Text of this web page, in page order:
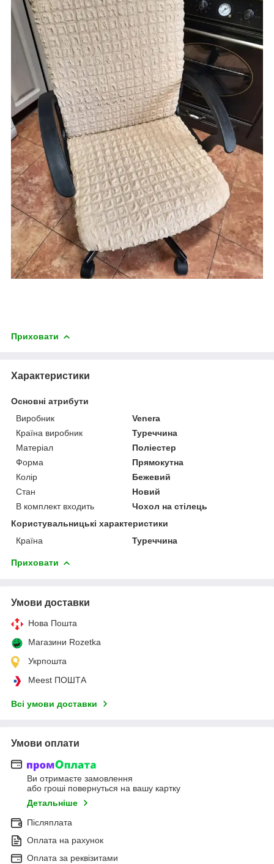
Приховати
Характеристики
Основні атрибути
Виробник
Venera
Країна виробник
Туреччина
Матеріал
Поліестер
Форма
Прямокутна
Колір
Бежевий
Стан
Новий
В комплект входить
Чохол на стілець
Користувальницькі характеристики
Країна
Туреччина
Приховати
Умови доставки
Нова Пошта
Магазини Rozetka
Укрпошта
Meest ПОШТА
Всі умови доставки
Умови оплати
Ви отримаєте замовлення
або гроші повернуться на вашу картку
Детальніше
Післяплата
Оплата на рахунок
Оплата за реквізитами